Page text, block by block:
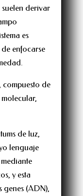
suelen derivar
es
enfocarse
de
de luz,
lenguaje
y esta
genes (ADN),